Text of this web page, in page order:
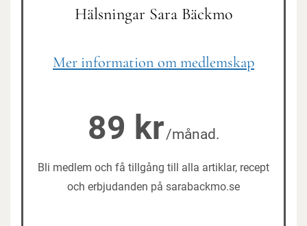
Hälsningar Sara Bäckmo
Mer information om medlemskap
89 kr/månad.
Bli medlem och få tillgång till alla artiklar, recept
och erbjudanden på sarabackmo.se